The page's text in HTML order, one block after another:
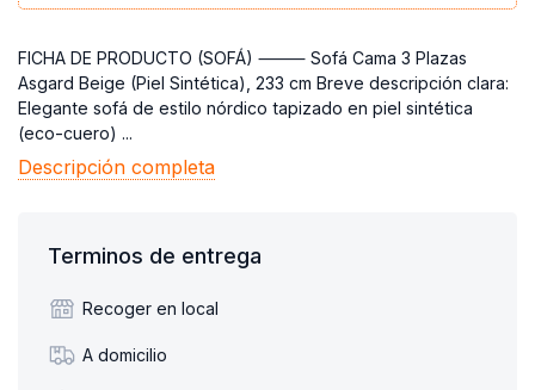
FICHA DE PRODUCTO (SOFÁ) ⸻ Sofá Cama 3 Plazas
Asgard Beige (Piel Sintética), 233 cm Breve descripción clara:
Elegante sofá de estilo nórdico tapizado en piel sintética
(eco-cuero) ...
Descripción completa
Terminos de entrega
Recoger en local
A domicilio